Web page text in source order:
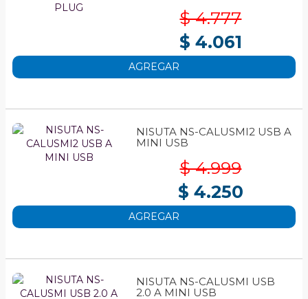
$ 4.777
$ 4.061
AGREGAR
NISUTA NS-CALUSMI2 USB A
MINI USB
$ 4.999
$ 4.250
AGREGAR
NISUTA NS-CALUSMI USB
2.0 A MINI USB